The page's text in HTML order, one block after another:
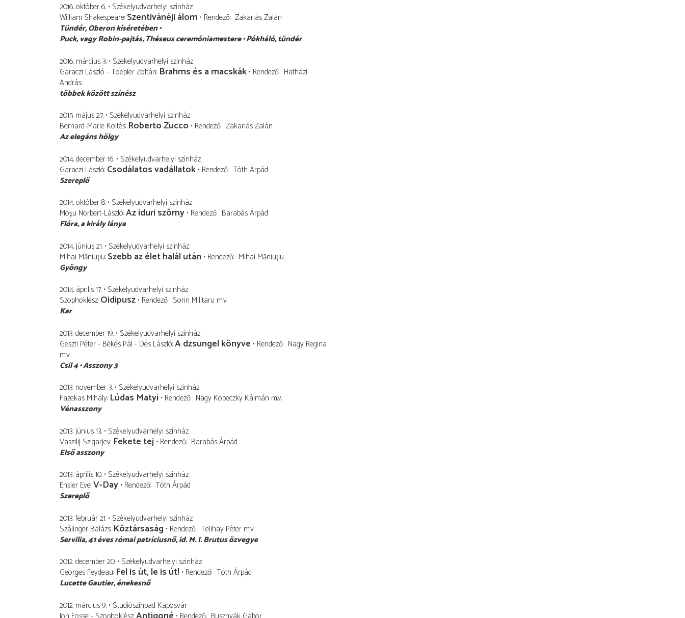
2016. október 6. Székelyudvarhelyi színház
William Shakespeare Szentivánéji álom Rendező Zakariás Zalán
Tündér Oberon kíséretében
Puck vagy Robin-pajtás, Théseus ceremóniamestere Pókháló tündér
2016. március 3. Székelyudvarhelyi színház
Garaczi László - Toepler Zoltán Brahms és a macskák Rendező Hatházi
András
többek között színész
2015. május 27. Székelyudvarhelyi színház
Bernard-Marie Koltès Roberto Zucco Rendező Zakariás Zalán
Az elegáns hölgy
2014. december 16. Székelyudvarhelyi színház
Garaczi László Csodálatos vadállatok Rendező Tóth Árpád
Szereplő
2014. október 8. Székelyudvarhelyi színház
Moşu Norbert-László Az iduri szörny Rendező Barabás Árpád
Flóra a király lánya
2014. június 21. Székelyudvarhelyi színház
Mihai Măniuțiu Szebb az élet halál után Rendező Mihai Măniuțiu
Gyöngy
2014. április 17. Székelyudvarhelyi színház
Szophoklész Oidipusz Rendező Sorin Militaru m.v.
Kar
2013. december 19. Székelyudvarhelyi színház
Geszti Péter - Békés Pál - Dés László A dzsungel könyve Rendező Nagy Regina
m.v.
Csil 4 Asszony 3
2013. november 3. Székelyudvarhelyi színház
Fazekas Mihály Lúdas Matyi Rendező Nagy Kopeczky Kálmán m.v.
Vénasszony
2013. június 13. Székelyudvarhelyi színház
Vaszilij Szigarjev Fekete tej Rendező Barabás Árpád
Első asszony
2013. április 10. Székelyudvarhelyi színház
Ensler Eve V-Day Rendező Tóth Árpád
Szereplő
2013. február 21. Székelyudvarhelyi színház
Szálinger Balázs Köztársaság Rendező Telihay Péter m.v.
Servilia 41 éves római patríciusnő, id. M. I. Brutus özvegye
2012. december 20. Székelyudvarhelyi színház
Georges Feydeau Fel is út, le is út! Rendező Tóth Árpád
Lucette Gautier énekesnő
2012. március 9. Studiószinpad Kaposvár